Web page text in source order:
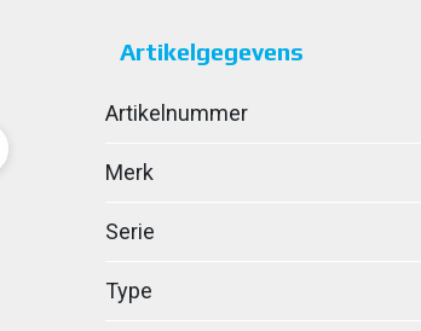
Artikelgegevens
Artikelnummer
Merk
Serie
Type